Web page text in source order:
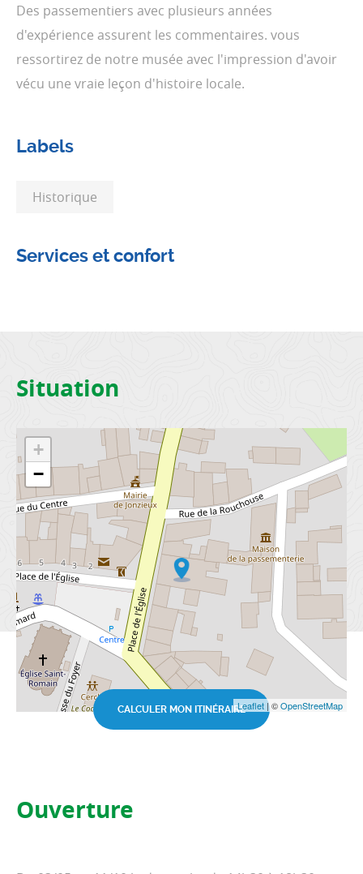
Des passementiers avec plusieurs années
d'expérience assurent les commentaires. vous
ressortirez de notre musée avec l'impression d'avoir
vécu une vraie leçon d'histoire locale.
Labels
Historique
Services et confort
Situation
+
−
Leaflet | ©OpenStreetMap
CALCULER MON ITINÉRAIRE
Ouverture